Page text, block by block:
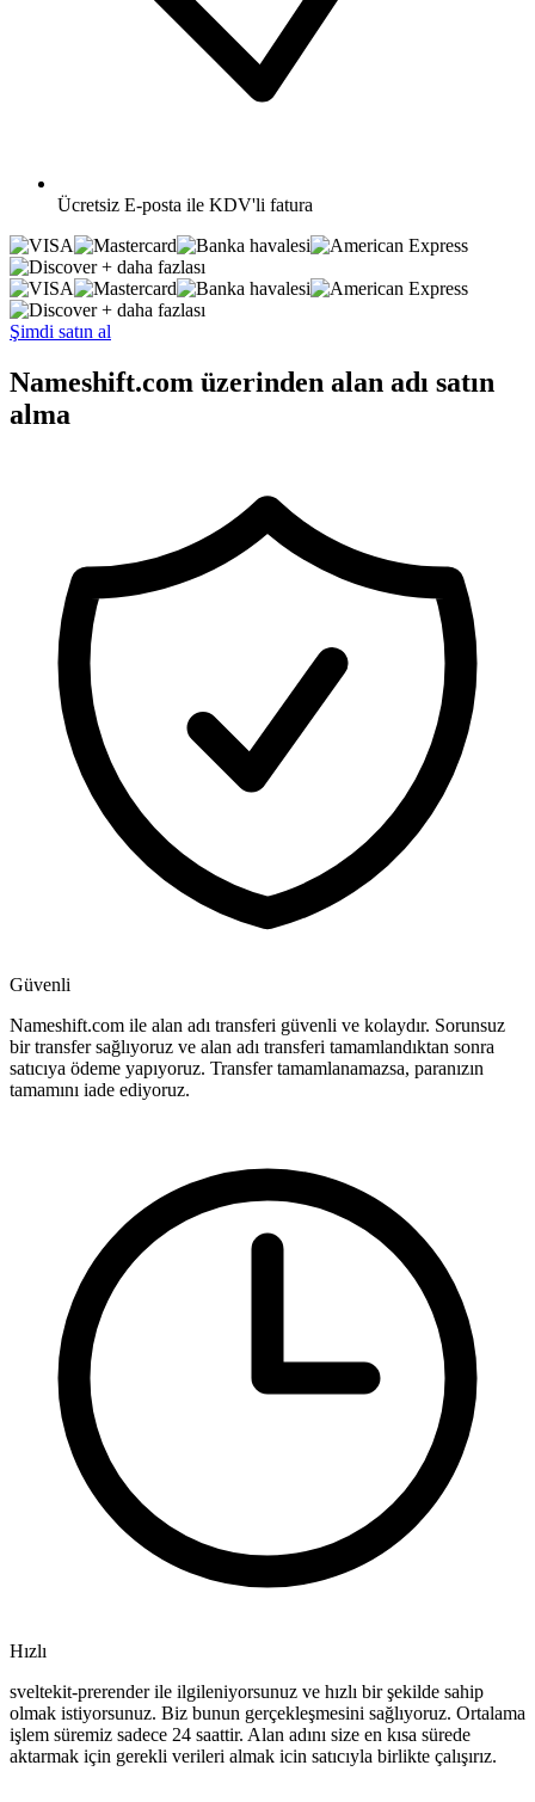
Ücretsiz E-posta ile KDV'li fatura
+ daha fazlası
+ daha fazlası
Şimdi satın al
Nameshift.com üzerinden alan adı satın
alma
Güvenli
Nameshift.com ile alan adı transferi güvenli ve kolaydır. Sorunsuz
bir transfer sağlıyoruz ve alan adı transferi tamamlandıktan sonra
satıcıya ödeme yapıyoruz. Transfer tamamlanamazsa, paranızın
tamamını iade ediyoruz.
Hızlı
sveltekit-prerender ile ilgileniyorsunuz ve hızlı bir şekilde sahip
olmak istiyorsunuz. Biz bunun gerçekleşmesini sağlıyoruz. Ortalama
işlem süremiz sadece 24 saattir. Alan adını size en kısa sürede
aktarmak için gerekli verileri almak icin satıcıyla birlikte çalışırız.